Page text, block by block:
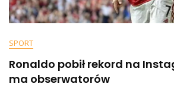
SPORT
Ronaldo pobił rekord na
ma obserwatorów